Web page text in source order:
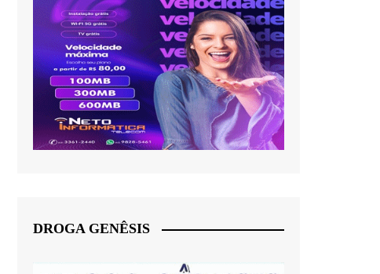
DROGA GENÊSIS